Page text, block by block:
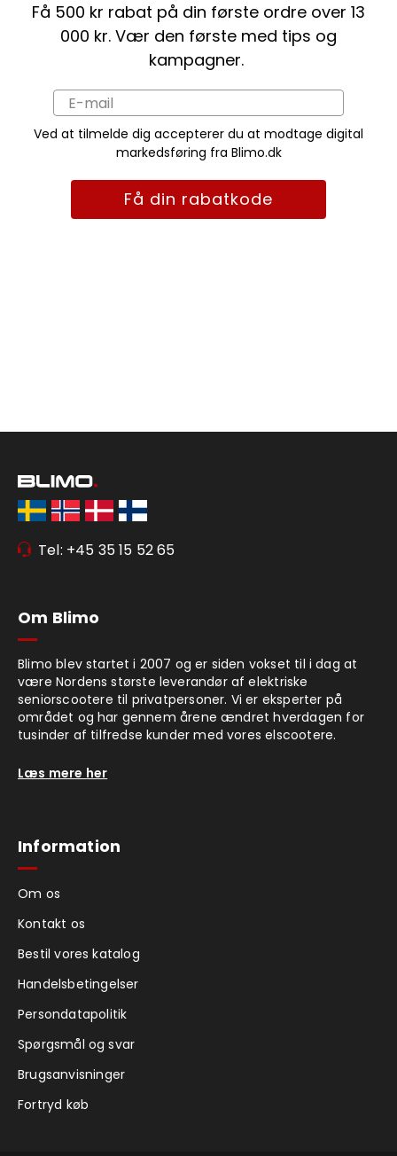
Få 500 kr rabat på din første ordre over 13
000 kr. Vær den første med tips og
kampagner.
Ved at tilmelde dig accepterer du at modtage digital
markedsføring fra Blimo.dk
Få din rabatkode
Tel: +45 35 15 52 65
Om Blimo
Blimo blev startet i 2007 og er siden vokset til i dag at
være Nordens største leverandør af elektriske
seniorscootere til privatpersoner. Vi er eksperter på
området og har gennem årene ændret hverdagen for
tusinder af tilfredse kunder med vores elscootere.
Læs mere her
Information
Om os
Kontakt os
Bestil vores katalog
Handelsbetingelser
Persondatapolitik
Spørgsmål og svar
Brugsanvisninger
Fortryd køb